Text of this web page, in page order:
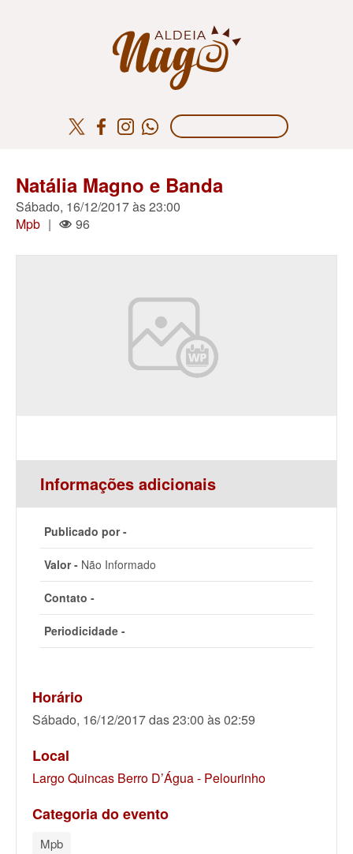
Natália Magno e Banda
Sábado, 16/12/2017 às 23:00
Mpb | 96
Informações adicionais
Publicado por -
Valor - Não Informado
Contato -
Periodicidade -
Horário
Sábado, 16/12/2017 das 23:00 às 02:59
Local
Largo Quincas Berro D’Água - Pelourinho
Categoria do evento
Mpb